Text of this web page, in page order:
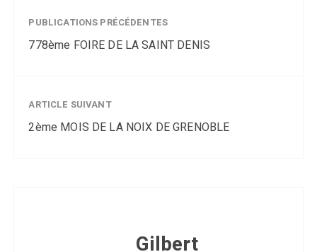
PUBLICATIONS PRÉCÉDENTES
778ème FOIRE DE LA SAINT DENIS
ARTICLE SUIVANT
2ème MOIS DE LA NOIX DE GRENOBLE
Gilbert